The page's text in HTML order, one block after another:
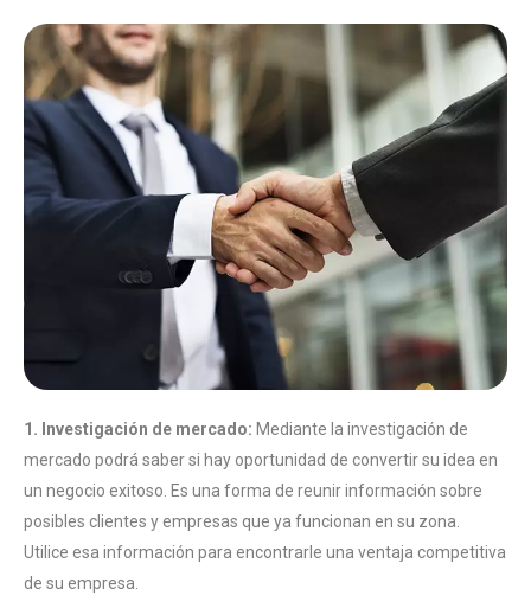
1. Investigación de mercado: Mediante la investigación de
mercado podrá saber si hay oportunidad de convertir su idea en
un negocio exitoso. Es una forma de reunir información sobre
posibles clientes y empresas que ya funcionan en su zona.
Utilice esa información para encontrarle una ventaja competitiva
de su empresa.